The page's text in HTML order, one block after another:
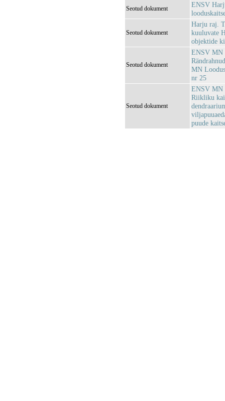
Seotud dokument
ENSV
Seotud dokument
Harju raj.
kuuluvate
objektide
Seotud dokument
ENSV MN
MN
nr 25
Seotud dokument
ENSV MN
Riikliku
puude